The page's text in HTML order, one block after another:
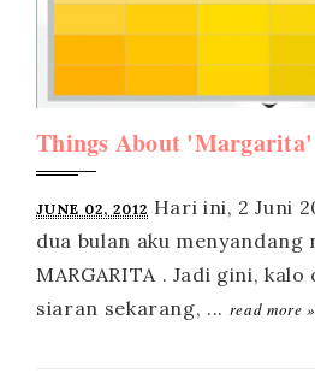
Things About 'Margarita'
JUNE 02, 2012
read more »